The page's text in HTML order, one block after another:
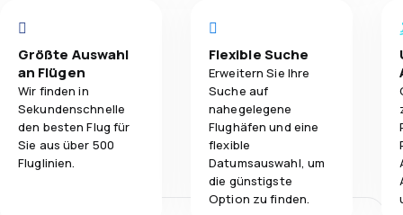
Größte Auswahl
an Flügen
Wir finden in
Sekundenschnelle
den besten Flug für
Sie aus über 500
Fluglinien.
Flexible Suche
Erweitern Sie Ihre
Suche auf
nahegelegene
Flughäfen und eine
flexible
Datumsauswahl, um
die günstigste
Option zu finden.